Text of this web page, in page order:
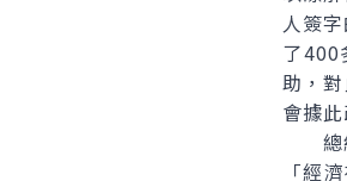
人簽
了400
助，
會據此
總統
「經